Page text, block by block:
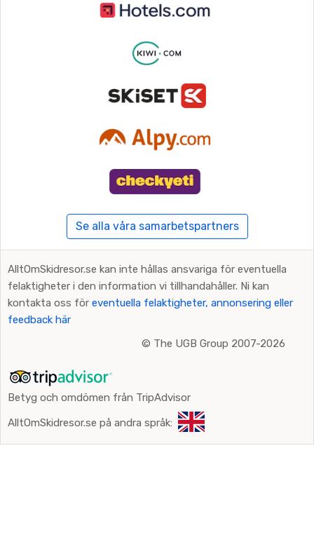
Se alla våra samarbetspartners
AlltOmSkidresor.se kan inte hållas ansvariga för eventuella
felaktigheter i den information vi tillhandahåller. Ni kan
kontakta oss för eventuella felaktigheter, annonsering eller
feedback här
© The UGB Group 2007-2026
Betyg och omdömen från TripAdvisor
AlltOmSkidresor.se på andra språk: